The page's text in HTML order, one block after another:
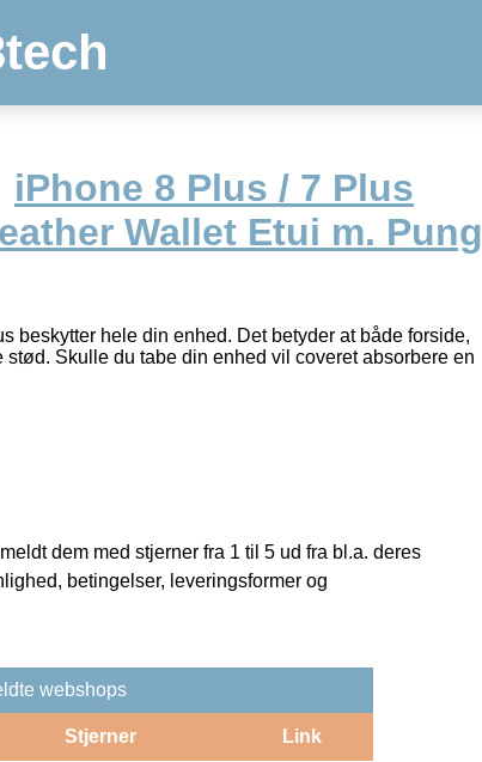
iPhone 8 Plus / 7 Plus
Wallet Etui m. Pung
beskytter hele din enhed. Det betyder at både forside,
Skulle du tabe din enhed vil coveret absorbere en
dem med stjerner fra 1 til 5 ud fra bl.a. deres
betingelser, leveringsformer og
webshops
Stjerner Link